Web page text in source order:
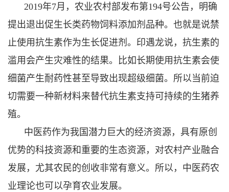
2019年7月，农业农村部发布第194号公告，明确
提出退出促生长类药物饲料添加剂品种。也就是说禁
止使用抗生素作为生长促进剂。印遇龙说，抗生素的
滥用会产生灾难性的结果。比如长期使用抗生素会使
细菌产生耐药性甚至导致出现超级细菌。所以当前迫
切需要一种新材料来替代抗生素支持可持续的生猪养
殖。
中医药作为我国潜力巨大的经济资源，具有原创
优势的科技资源和重要的生态资源，对农村产业融合
发展，尤其农民的创收非常有意义。所以，中医药农
业理论也可以孕育农业发展。